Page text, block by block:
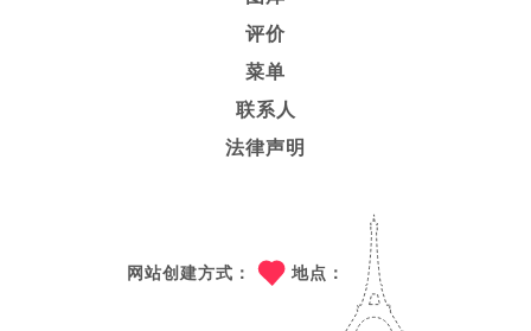
评价
菜单
联系人
法律声明
网站创建方式： 地点：